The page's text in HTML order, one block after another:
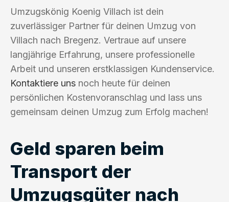
Umzugskönig Koenig Villach ist dein
zuverlässiger Partner für deinen Umzug von
Villach nach Bregenz. Vertraue auf unsere
langjährige Erfahrung, unsere professionelle
Arbeit und unseren erstklassigen Kundenservice.
Kontaktiere uns noch heute für deinen
persönlichen Kostenvoranschlag und lass uns
gemeinsam deinen Umzug zum Erfolg machen!
Geld sparen beim
Transport der
Umzugsgüter nach